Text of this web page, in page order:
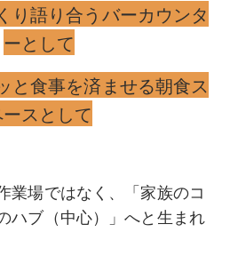
り語り合うバーカウンタ
ーとして
と食事を済ませる朝食ス
スとして
場ではなく、
「家族のコ
ハブ（中心）」へと生まれ